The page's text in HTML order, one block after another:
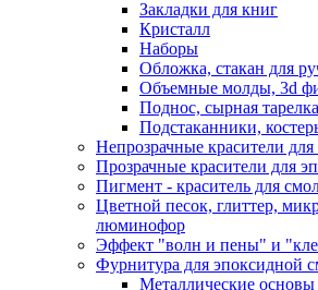
Закладки для книг
Кристалл
Наборы
Обложка, стакан для
Объемные молды, 3d
Поднос, сырная тарелка
Подстаканники,
Непрозрачные красители
Прозрачные красители для
Пигмент - краситель для
Цветной песок, глиттер,
люминофор
Эффект "волн и пены" и
Фурнитура для эпоксидной
Металлические основы